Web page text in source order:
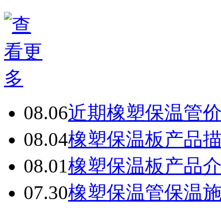
08.06近期橡塑保温管
08.04橡塑保温板产品
08.01橡塑保温板产品
07.30橡塑保温管保温